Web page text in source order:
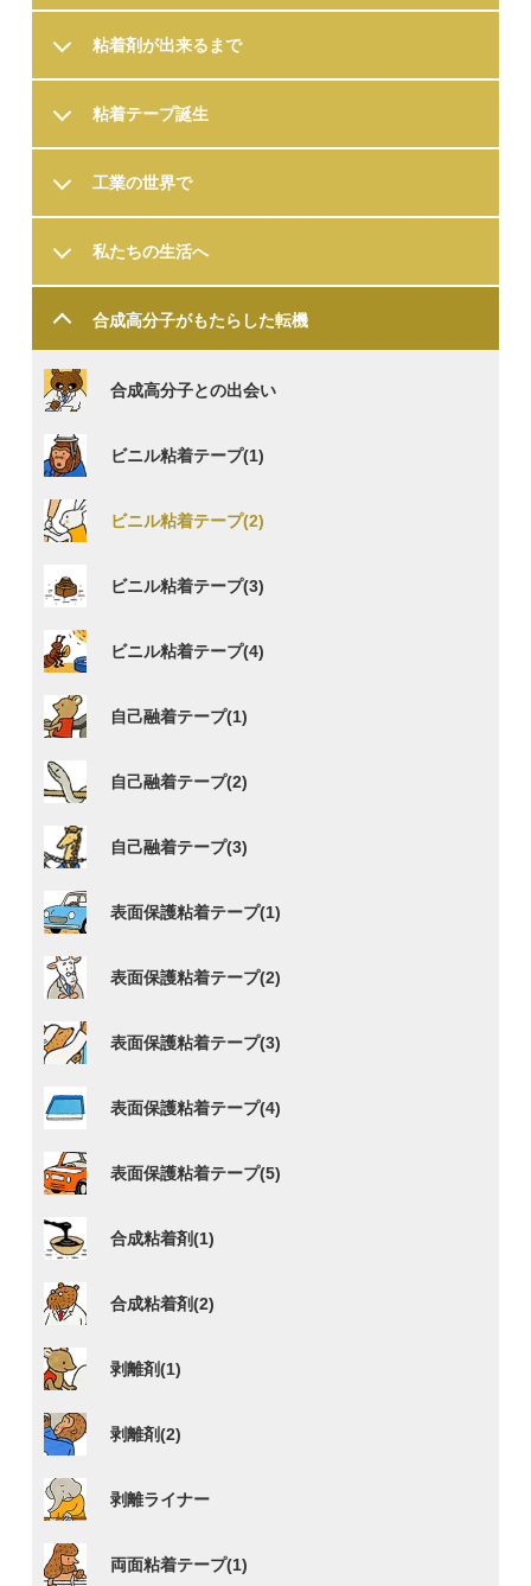
粘着剤が出来るまで
粘着テープ誕生
工業の世界で
私たちの生活へ
合成高分子がもたらした転機
合成高分子との出会い
ビニル粘着テープ(1)
ビニル粘着テープ(2)
ビニル粘着テープ(3)
ビニル粘着テープ(4)
自己融着テープ(1)
自己融着テープ(2)
自己融着テープ(3)
表面保護粘着テープ(1)
表面保護粘着テープ(2)
表面保護粘着テープ(3)
表面保護粘着テープ(4)
表面保護粘着テープ(5)
合成粘着剤(1)
合成粘着剤(2)
剥離剤(1)
剥離剤(2)
剥離ライナー
両面粘着テープ(1)